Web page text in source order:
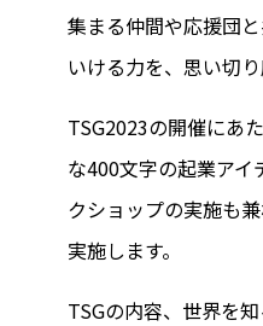
集まる仲間や応援団
いける力を、思い切
TSG2023の開催にあ
な400文字の起業アイ
クショップの実施も
実施します。
TSGの内容、世界を